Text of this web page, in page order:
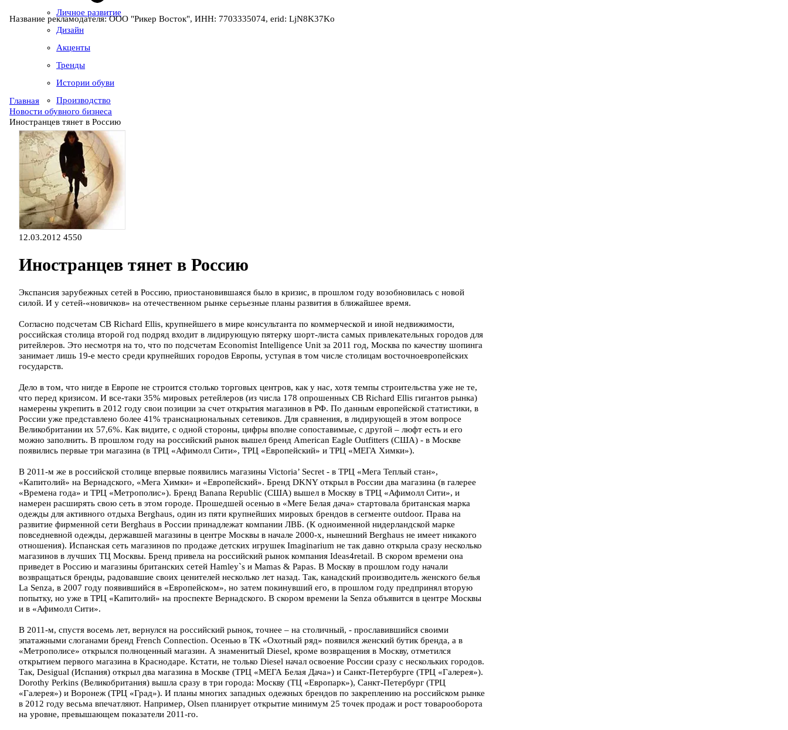
Личное развитие
Дизайн
Акценты
Тренды
Истории обуви
Производство
Название рекламодателя: ООО "Рикер Восток", ИНН: 7703335074, erid: LjN8K37Ko
Главная
Новости обувного бизнеса
Иностранцев тянет в Россию
12.03.2012 4550
Иностранцев тянет в Россию
Экспансия зарубежных сетей в Россию, приостановившаяся было в кризис, в прошлом году возобновилась с новой
силой. И у сетей-«новичков» на отечественном рынке серьезные планы развития в ближайшее время.
Согласно подсчетам CB Richard Ellis, крупнейшего в мире консультанта по коммерческой и иной недвижимости,
российская столица второй год подряд входит в лидирующую пятерку шорт-листа самых привлекательных городов для
ритейлеров. Это несмотря на то, что по подсчетам Economist Intelligence Unit за 2011 год, Москва по качеству шопинга
занимает лишь 19-е место среди крупнейших городов Европы, уступая в том числе столицам восточноевропейских
государств.
Дело в том, что нигде в Европе не строится столько торговых центров, как у нас, хотя темпы строительства уже не те,
что перед кризисом. И все-таки 35% мировых ретейлеров (из числа 178 опрошенных CB Richard Ellis гигантов рынка)
намерены укрепить в 2012 году свои позиции за счет открытия магазинов в РФ. По данным европейской статистики, в
России уже представлено более 41% транснациональных сетевиков. Для сравнения, в лидирующей в этом вопросе
Великобритании их 57,6%. Как видите, с одной стороны, цифры вполне сопоставимые, с другой – люфт есть и его
можно заполнить. В прошлом году на российский рынок вышел бренд American Eagle Outfitters (США) - в Москве
появились первые три магазина (в ТРЦ «Афимолл Сити», ТРЦ «Европейский» и ТРЦ «МЕГА Химки»).
В 2011-м же в российской столице впервые появились магазины Victoria’ Secret - в ТРЦ «Мега Теплый стан»,
«Капитолий» на Вернадского, «Мега Химки» и «Европейский». Бренд DKNY открыл в России два магазина (в галерее
«Времена года» и ТРЦ «Метрополис»). Бренд Banana Republic (США) вышел в Москву в ТРЦ «Афимолл Сити», и
намерен расширять свою сеть в этом городе. Прошедшей осенью в «Меге Белая дача» стартовала британская марка
одежды для активного отдыха Berghaus, один из пяти крупнейших мировых брендов в сегменте outdoor. Права на
развитие фирменной сети Berghaus в России принадлежат компании ЛВБ. (К одноименной нидерландской марке
повседневной одежды, державшей магазины в центре Москвы в начале 2000-х, нынешний Berghaus не имеет никакого
отношения). Испанская сеть магазинов по продаже детских игрушек Imaginarium не так давно открыла сразу несколько
магазинов в лучших ТЦ Москвы. Бренд привела на российский рынок компания Ideas4retail. В скором времени она
приведет в Россию и магазины британских сетей Hamley`s и Mamas & Papas. В Москву в прошлом году начали
возвращаться бренды, радовавшие своих ценителей несколько лет назад. Так, канадский производитель женского белья
La Senza, в 2007 году появившийся в «Европейском», но затем покинувший его, в прошлом году предпринял вторую
попытку, но уже в ТРЦ «Капитолий» на проспекте Вернадского. В скором времени la Senza объявится в центре Москвы
и в «Афимолл Сити».
В 2011-м, спустя восемь лет, вернулся на российский рынок, точнее – на столичный, - прославившийся своими
эпатажными слоганами бренд French Connection. Осенью в ТК «Охотный ряд» появился женский бутик бренда, а в
«Метрополисе» открылся полноценный магазин. А знаменитый Diesel, кроме возвращения в Москву, отметился
открытием первого магазина в Краснодаре. Кстати, не только Diesel начал освоение России сразу с нескольких городов.
Так, Desigual (Испания) открыл два магазина в Москве (ТРЦ «МЕГА Белая Дача») и Санкт-Петербурге (ТРЦ «Галерея»).
Dorothy Perkins (Великобритания) вышла сразу в три города: Москву (ТЦ «Европарк»), Санкт-Петербург (ТРЦ
«Галерея») и Воронеж (ТРЦ «Град»). И планы многих западных одежных брендов по закреплению на российском рынке
в 2012 году весьма впечатляют. Например, Olsen планирует открытие минимум 25 точек продаж и рост товарооборота
на уровне, превышающем показатели 2011-го.